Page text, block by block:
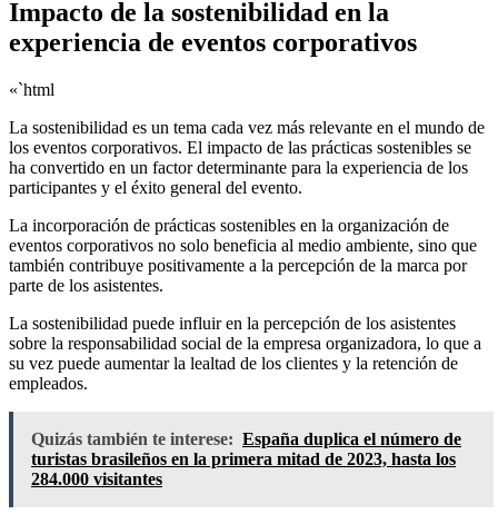
Impacto de la sostenibilidad en la
experiencia de eventos corporativos
«`html
La sostenibilidad es un tema cada vez más relevante en el mundo de
los eventos corporativos. El impacto de las prácticas sostenibles se
ha convertido en un factor determinante para la experiencia de los
participantes y el éxito general del evento.
La incorporación de prácticas sostenibles en la organización de
eventos corporativos no solo beneficia al medio ambiente, sino que
también contribuye positivamente a la percepción de la marca por
parte de los asistentes.
La sostenibilidad puede influir en la percepción de los asistentes
sobre la responsabilidad social de la empresa organizadora, lo que a
su vez puede aumentar la lealtad de los clientes y la retención de
empleados.
Quizás también te interese: España duplica el número de
turistas brasileños en la primera mitad de 2023, hasta los
284.000 visitantes